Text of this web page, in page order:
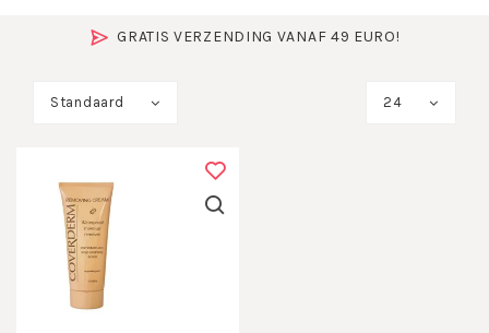
GRATIS VERZENDING VANAF 49 EURO!
Standaard 24